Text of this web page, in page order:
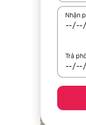
Nhận
Trả